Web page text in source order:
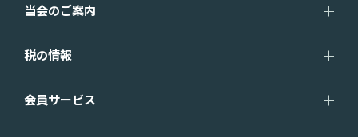
当会のご案内
税の情報
会員サービス